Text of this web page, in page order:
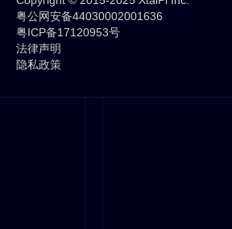
粤公网安备44030002001636
粤ICP备17120953号
法律声明
隐私政策